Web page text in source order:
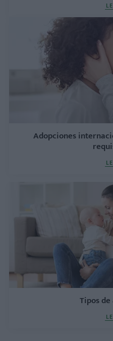
Adopciones
Tipos